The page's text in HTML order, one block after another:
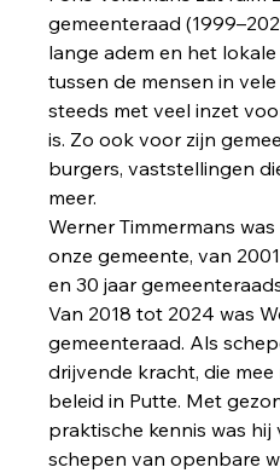
gemeenteraad
lange adem en het
tussen de mensen in
steeds met veel inzet
is. Zo ook voor zijn
burgers, vaststellingen
meer.
Werner Timmermans
onze gemeente, van
en 30 jaar
Van 2018 tot 2024 was
gemeenteraad. Als
drijvende kracht, die
beleid in Putte. Met
praktische kennis was hij
schepen van openbare